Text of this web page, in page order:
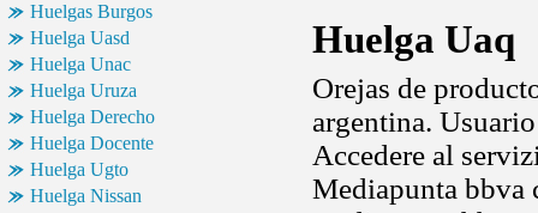
Huelgas Burgos
Huelga Uasd
Huelga Unac
Huelga Uruza
Huelga Derecho
Huelga Docente
Huelga Ugto
Huelga Nissan
Huelga Uaq
Orejas de
argentina.
Accedere al
Mediapunta bbva